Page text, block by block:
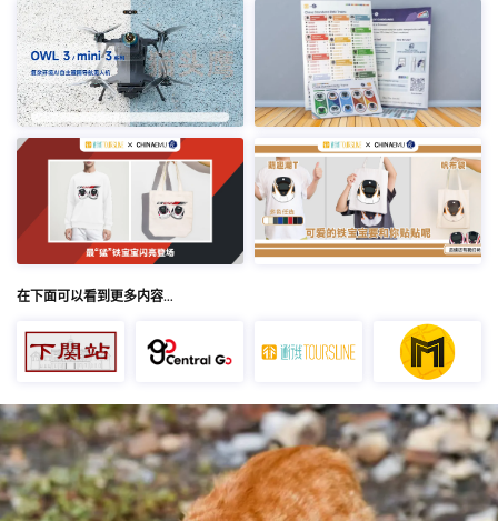
在下面可以看到更多内容…